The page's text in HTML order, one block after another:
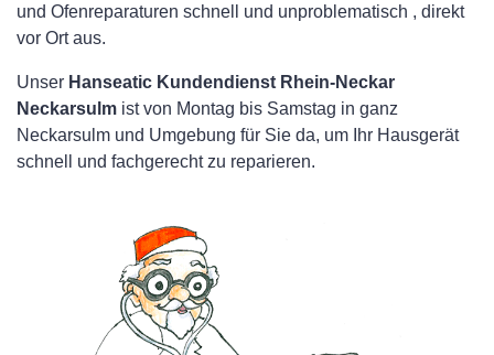
und Ofenreparaturen schnell und unproblematisch , direkt
vor Ort aus.
Unser Hanseatic Kundendienst Rhein-Neckar
Neckarsulm ist von Montag bis Samstag in ganz
Neckarsulm und Umgebung für Sie da, um Ihr Hausgerät
schnell und fachgerecht zu reparieren.